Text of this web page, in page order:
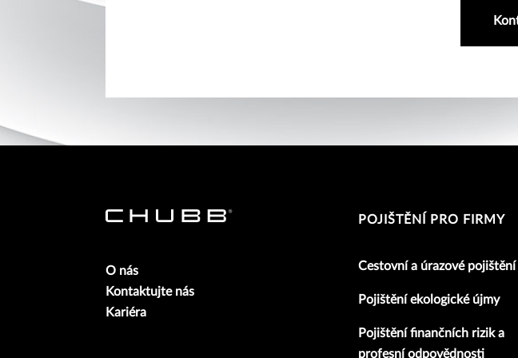
O nás
Kontaktujte nás
Kariéra
POJIŠTĚNÍ PRO FIRMY
Cestovní a úrazové pojištění
Pojištění ekologické újmy
Pojištění finančních rizik a
profesní odpovědnosti